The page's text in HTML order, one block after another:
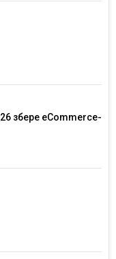
збере eCommerce-